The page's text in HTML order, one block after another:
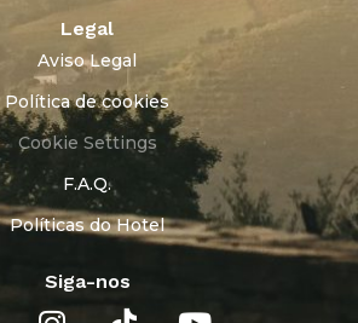
Legal
Aviso Legal
Política de cookies
Cookie Settings
F.A.Q.
Políticas do Hotel
Siga-nos